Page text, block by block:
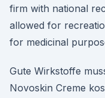
firm with national
allowed for
for medicinal
Gute Wirkstoffe
Novoskin Creme